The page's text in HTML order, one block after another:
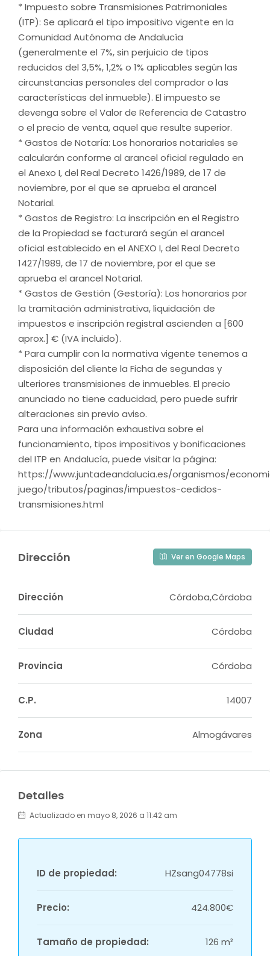
* Impuesto sobre Transmisiones Patrimoniales
(ITP): Se aplicará el tipo impositivo vigente en la
Comunidad Autónoma de Andalucía
(generalmente el 7%, sin perjuicio de tipos
reducidos del 3,5%, 1,2% o 1% aplicables según las
circunstancias personales del comprador o las
características del inmueble). El impuesto se
devenga sobre el Valor de Referencia de Catastro
o el precio de venta, aquel que resulte superior.
* Gastos de Notaría: Los honorarios notariales se
calcularán conforme al arancel oficial regulado en
el Anexo I, del Real Decreto 1426/1989, de 17 de
noviembre, por el que se aprueba el arancel
Notarial.
* Gastos de Registro: La inscripción en el Registro
de la Propiedad se facturará según el arancel
oficial establecido en el ANEXO I, del Real Decreto
1427/1989, de 17 de noviembre, por el que se
aprueba el arancel Notarial.
* Gastos de Gestión (Gestoría): Los honorarios por
la tramitación administrativa, liquidación de
impuestos e inscripción registral ascienden a [600
aprox.] € (IVA incluido).
* Para cumplir con la normativa vigente tenemos a
disposición del cliente la Ficha de segundas y
ulteriores transmisiones de inmuebles. El precio
anunciado no tiene caducidad, pero puede sufrir
alteraciones sin previo aviso.
Para una información exhaustiva sobre el
funcionamiento, tipos impositivos y bonificaciones
del ITP en Andalucía, puede visitar la página:
https://www.juntadeandalucia.es/organismos/
juego/tributos/paginas/impuestos-cedidos-
transmisiones.html
Dirección Ver en Google Maps
Dirección Córdoba,Córdoba
Ciudad Córdoba
Provincia Córdoba
C.P. 14007
Zona Almogávares
Detalles
Actualizado en mayo 8, 2026 a 11:42 am
ID de propiedad: HZsang04778si
Precio: 424.800€
Tamaño de propiedad: 126 m²